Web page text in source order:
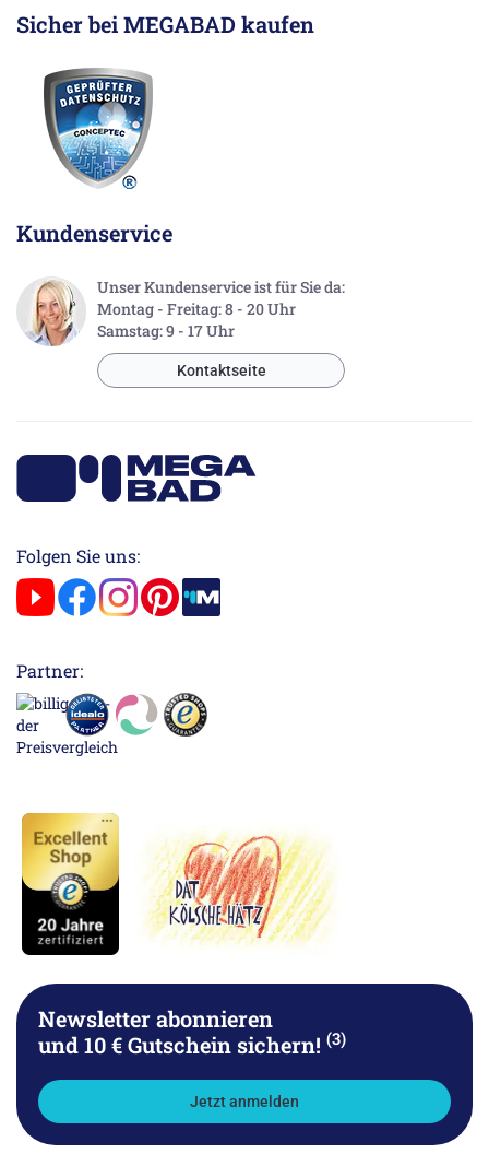
Sicher bei MEGABAD kaufen
Kundenservice
Unser Kundenservice ist für Sie da:
Montag - Freitag: 8 - 20 Uhr
Samstag: 9 - 17 Uhr
Kontaktseite
Folgen Sie uns:
Partner:
Newsletter abonnieren
und 10 € Gutschein sichern! (3)
Jetzt anmelden